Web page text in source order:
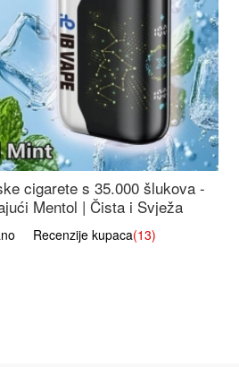
cigarete s 35.000 šlukova -
Mentol | Čista i Svježa
Recenzije kupaca(13)